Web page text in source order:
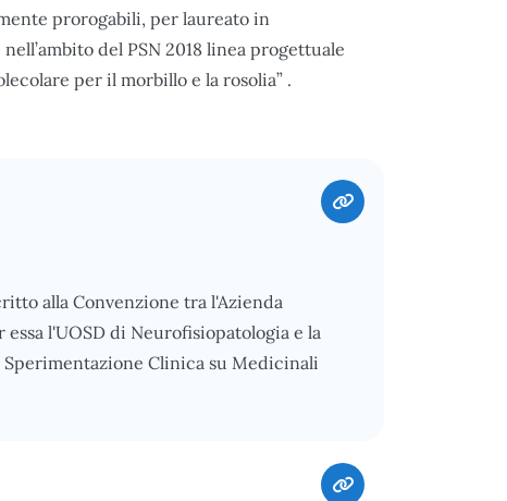
prorogabili, per laureato in
del PSN 2018 linea progettuale
per il morbillo e la rosolia” .
alla Convenzione tra l'Azienda
l'UOSD di Neurofisiopatologia e la
Sperimentazione Clinica su Medicinali